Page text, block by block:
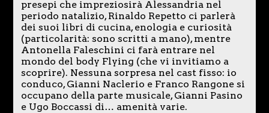
presepi che impreziosirà Alessandria nel
periodo natalizio, Rinaldo Repetto ci parlerà
dei suoi libri di cucina, enologia e curiosità
(particolarità: sono scritti a mano), mentre
Antonella Faleschini ci farà entrare nel
mondo del body Flying (che vi invitiamo a
scoprire). Nessuna sorpresa nel cast fisso: io
conduco, Gianni Naclerio e Franco Rangone si
occupano della parte musicale, Gianni Pasino
e Ugo Boccassi di… amenità varie.